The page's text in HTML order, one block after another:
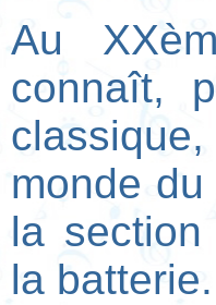
Au
connaît,
monde
la
la batterie.